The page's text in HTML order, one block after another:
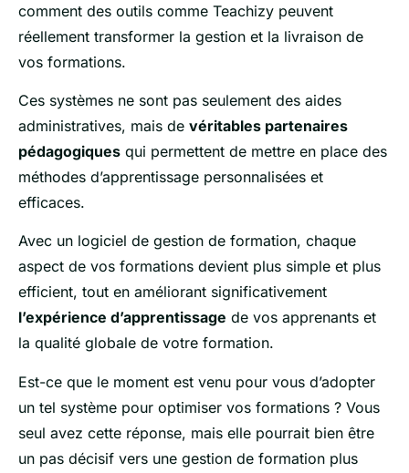
comment des outils comme Teachizy peuvent
réellement transformer la gestion et la livraison de
vos formations.
Ces systèmes ne sont pas seulement des aides
administratives, mais de véritables partenaires
pédagogiques qui permettent de mettre en place des
méthodes d’apprentissage personnalisées et
efficaces.
Avec un logiciel de gestion de formation, chaque
aspect de vos formations devient plus simple et plus
efficient, tout en améliorant significativement
l’expérience d’apprentissage de vos apprenants et
la qualité globale de votre formation.
Est-ce que le moment est venu pour vous d’adopter
un tel système pour optimiser vos formations ? Vous
seul avez cette réponse, mais elle pourrait bien être
un pas décisif vers une gestion de formation plus